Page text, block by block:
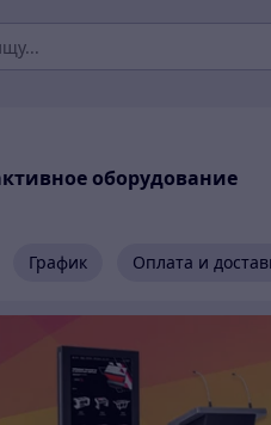
оборудование
График Оплата и